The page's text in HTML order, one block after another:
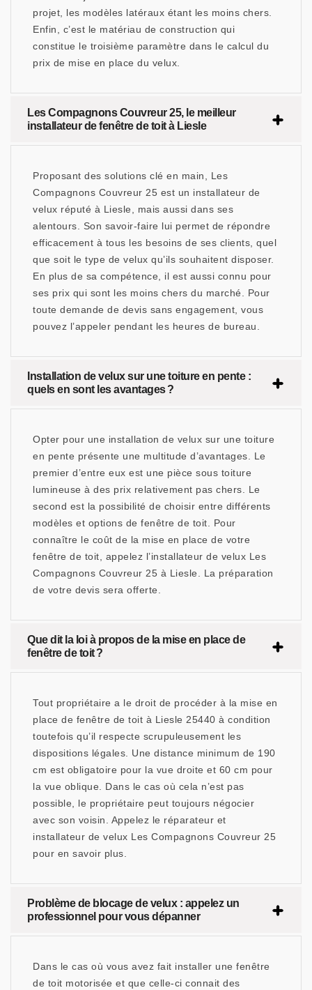
projet, les modèles latéraux étant les moins chers.
Enfin, c’est le matériau de construction qui
constitue le troisième paramètre dans le calcul du
prix de mise en place du velux.
Les Compagnons Couvreur 25, le meilleur
installateur de fenêtre de toit à Liesle
Proposant des solutions clé en main, Les
Compagnons Couvreur 25 est un installateur de
velux réputé à Liesle, mais aussi dans ses
alentours. Son savoir-faire lui permet de répondre
efficacement à tous les besoins de ses clients, quel
que soit le type de velux qu’ils souhaitent disposer.
En plus de sa compétence, il est aussi connu pour
ses prix qui sont les moins chers du marché. Pour
toute demande de devis sans engagement, vous
pouvez l’appeler pendant les heures de bureau.
Installation de velux sur une toiture en pente :
quels en sont les avantages ?
Opter pour une installation de velux sur une toiture
en pente présente une multitude d’avantages. Le
premier d’entre eux est une pièce sous toiture
lumineuse à des prix relativement pas chers. Le
second est la possibilité de choisir entre différents
modèles et options de fenêtre de toit. Pour
connaître le coût de la mise en place de votre
fenêtre de toit, appelez l’installateur de velux Les
Compagnons Couvreur 25 à Liesle. La préparation
de votre devis sera offerte.
Que dit la loi à propos de la mise en place de
fenêtre de toit ?
Tout propriétaire a le droit de procéder à la mise en
place de fenêtre de toit à Liesle 25440 à condition
toutefois qu’il respecte scrupuleusement les
dispositions légales. Une distance minimum de 190
cm est obligatoire pour la vue droite et 60 cm pour
la vue oblique. Dans le cas où cela n’est pas
possible, le propriétaire peut toujours négocier
avec son voisin. Appelez le réparateur et
installateur de velux Les Compagnons Couvreur 25
pour en savoir plus.
Problème de blocage de velux : appelez un
professionnel pour vous dépanner
Dans le cas où vous avez fait installer une fenêtre
de toit motorisée et que celle-ci connait des